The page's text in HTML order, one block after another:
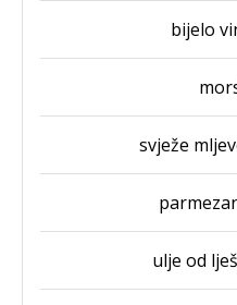
bijelo
svježe
ulje od